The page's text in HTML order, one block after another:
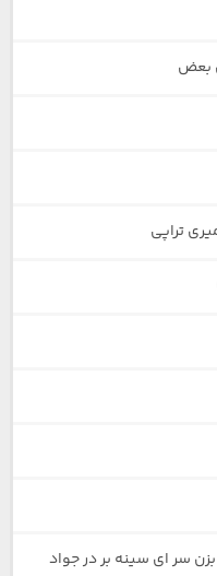
بعض
تراپی
سر ای سینه بر در جواد